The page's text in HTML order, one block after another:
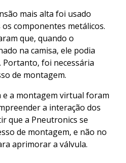
mais alta foi usado
componentes metálicos.
que, quando o
na camisa, ele podia
foi necessária
de montagem.
e a montagem virtual foram
a interação dos
que a Pneutronics se
de montagem, e não no
aprimorar a válvula.